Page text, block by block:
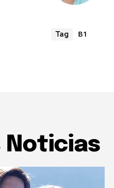
Tag B1
Noticias